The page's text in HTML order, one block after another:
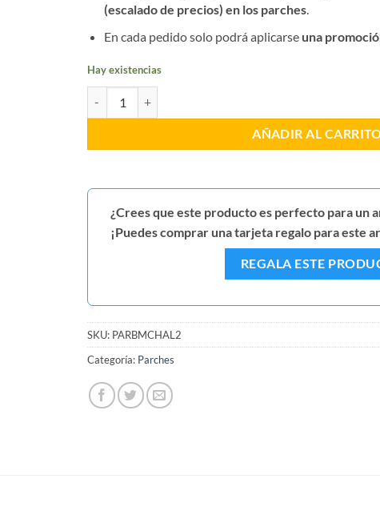
(escalado de precios) en los parches.
En cada pedido solo podrá aplicarse una
Hay existencias
AÑADIR AL
¿Crees que este producto es perfecto para un
¡Puedes comprar una tarjeta regalo para este
REGALA ESTE
SKU: PARBMCHAL2
Categoría: Parches